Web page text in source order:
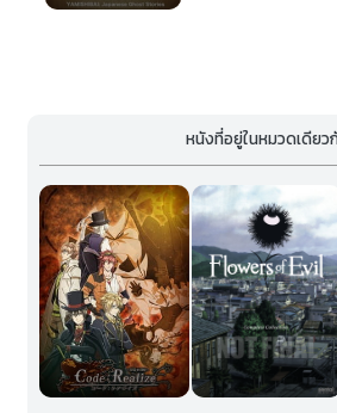
หนังที่อยู่ในหมวดเดียว